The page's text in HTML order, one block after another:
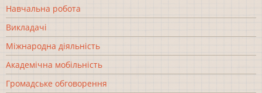
Навчальна робота
Викладачі
Міжнародна діяльність
Академічна мобільність
Громадське обговорення